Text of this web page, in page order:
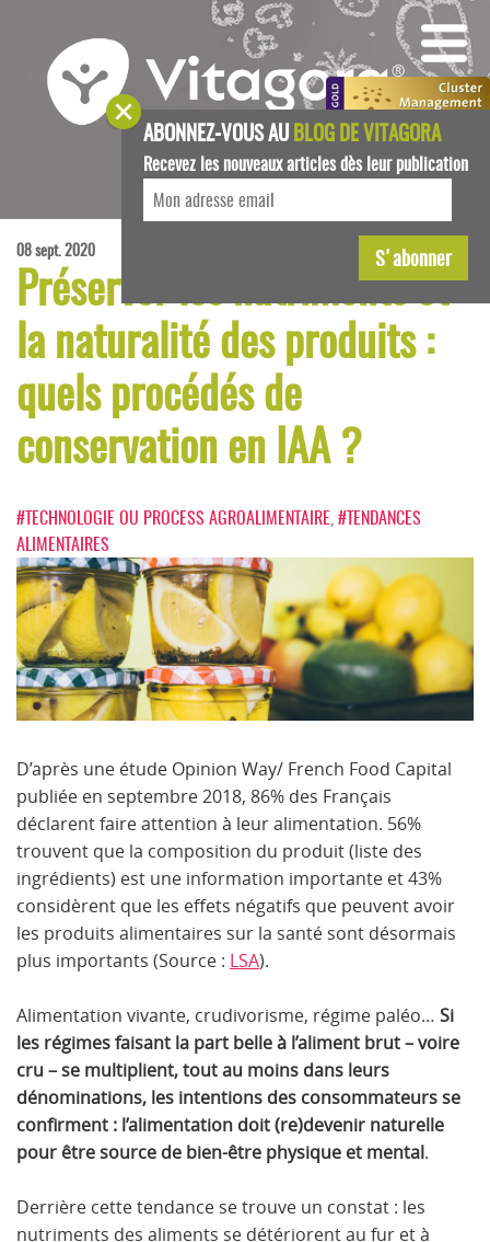
08 sept. 2020
Préserver les nutriments et
la naturalité des produits :
quels procédés de
conservation en IAA ?
#TECHNOLOGIE OU PROCESS AGROALIMENTAIRE #TENDANCES
ALIMENTAIRES
D’après une étude Opinion Way/ French Food Capital
publiée en septembre 2018, 86% des Français
déclarent faire attention à leur alimentation. 56%
trouvent que la composition du produit (liste des
ingrédients) est une information importante et 43%
considèrent que les effets négatifs que peuvent avoir
les produits alimentaires sur la santé sont désormais
plus importants (Source : LSA).
Alimentation vivante, crudivorisme, régime paléo… Si
les régimes faisant la part belle à l’aliment brut – voire
cru – se multiplient, tout au moins dans leurs
dénominations, les intentions des consommateurs se
confirment : l’alimentation doit (re)devenir naturelle
pour être source de bien-être physique et mental.
Derrière cette tendance se trouve un constat : les
nutriments des aliments se détériorent au fur et à
ABONNEZ-VOUS AUBLOG DE VITAGORA
Recevez les nouveaux articles dès leur publication